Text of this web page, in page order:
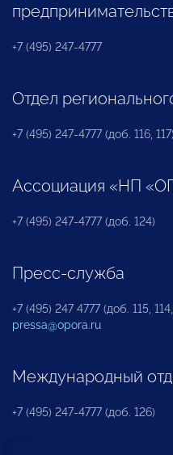
+7 (495) 247-4777
Отдел
+7 (495) 247-4777 (доб. 116, 117)
Ассоциация «НП
+7 (495) 247-4777 (доб. 124)
Пресс-служба
+7 (495) 247 4777 (доб. 115,
pressa@opora.ru
Международный
+7 (495) 247-4777 (доб. 126)